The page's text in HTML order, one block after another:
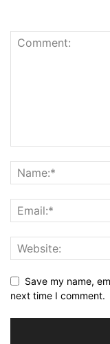
Save my name,
next time I comment.